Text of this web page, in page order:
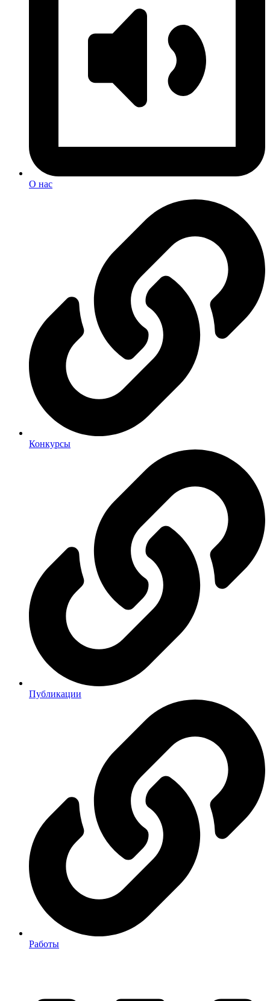
О нас
Конкурсы
Публикации
Работы